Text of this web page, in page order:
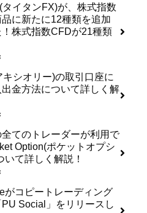
タイタンFX)が、株式指数
に新たに12種類を追加
！株式指数CFDが21種類
キシオリー)の取引口座に
金方法について詳しく解
てのトレーダーが利用で
Option(ポケットオプシ
いて詳しく解説！
がコピートレーディング
Social」をリリースし